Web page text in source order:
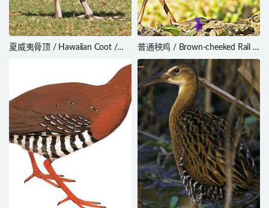
夏威夷骨顶 / Hawaiian Coot /
普通秧鸡 / Brown-cheeked Rail /
Rallus indicus